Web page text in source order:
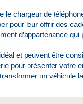
chargeur de
pour leur offrir des
d’appartenance
et peuvent être
pour présenter
un